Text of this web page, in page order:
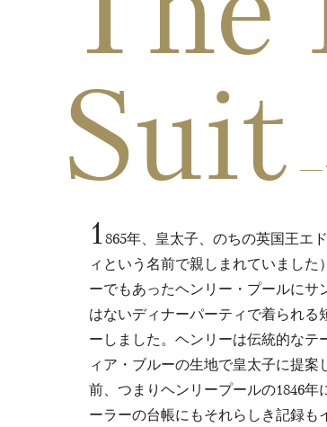
Suit —
1865年、皇太子、のちの英国王エ
ィという名前で親しまれていまし
ーでもあったヘンリー・プールに
はないディナーパーティで着られ
ーしました。ヘンリーは伝統的な
ィア・ブルーの生地で皇太子に提
前、つまりヘンリープールの1846
ーラーの台帳にもそれらしき記録